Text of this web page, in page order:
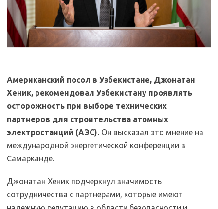
Американский посол в Узбекистане, Джонатан
Хеник, рекомендовал Узбекистану проявлять
осторожность при выборе технических
партнеров для строительства атомных
электростанций (АЭС). Он высказал это мнение на
международной энергетической конференции в
Самарканде.
Джонатан Хеник подчеркнул значимость
сотрудничества с партнерами, которые имеют